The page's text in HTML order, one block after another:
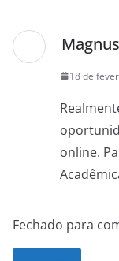
18 de
online.
Fechado para